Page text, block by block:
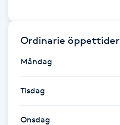
Friskvårdsmassage
Funktionsanalys
Färgning
Ordinarie öppettider
Måndag
Tisdag
Onsdag